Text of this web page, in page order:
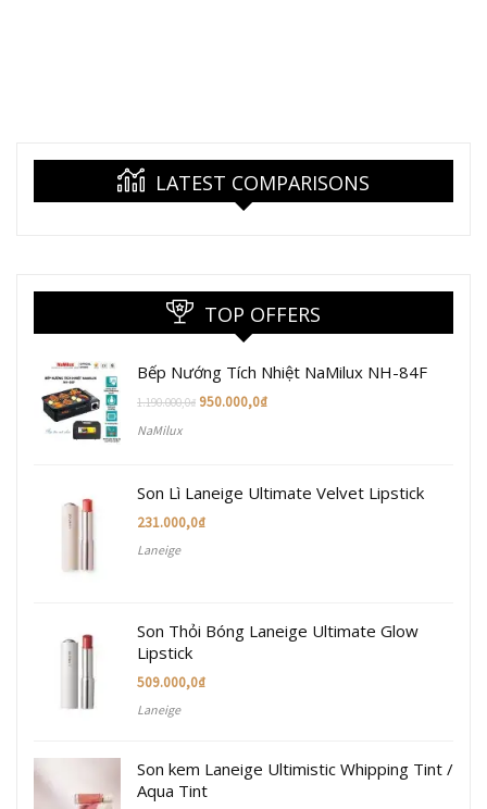
LATEST COMPARISONS
TOP OFFERS
Bếp Nướng Tích Nhiệt NaMilux NH-84F
1.190.000,0₫ 950.000,0₫
NaMilux
Son Lì Laneige Ultimate Velvet Lipstick
231.000,0₫
Laneige
Son Thỏi Bóng Laneige Ultimate Glow
Lipstick
509.000,0₫
Laneige
Son kem Laneige Ultimistic Whipping Tint /
Aqua Tint